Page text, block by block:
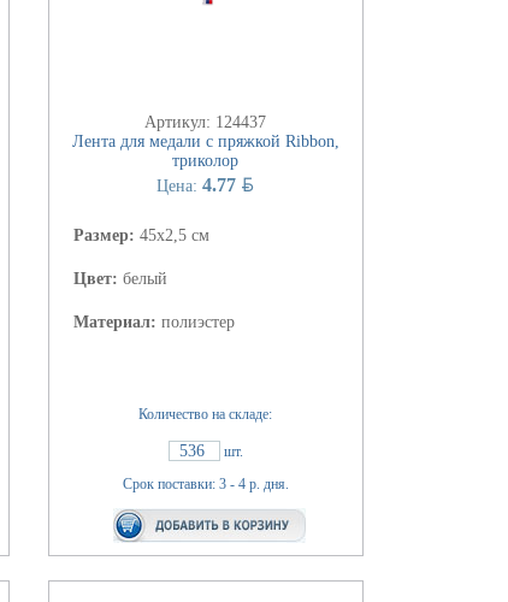
Артикул: 124437
Лента для медали с пряжкой Ribbon,
триколор
Цена: 4.77 BYN
Размер: 45x2,5 см
Цвет: белый
Материал: полиэстер
Количество на складе:
536
шт.
Срок поставки: 3 - 4 р. дня.